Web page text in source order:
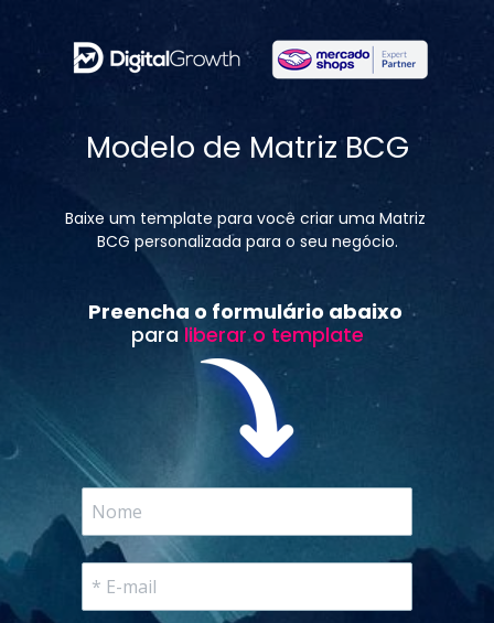
Baixe um template para você criar uma Matriz
BCG personalizada para o seu negócio.
Modelo de Matriz BCG
Preencha o formulário abaixo
para liberar o template